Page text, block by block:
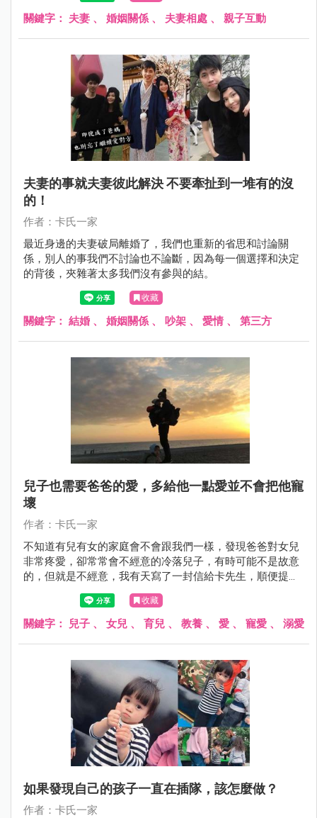
關鍵字： 夫妻 、 婚姻關係 、 夫妻相處 、 親子互動
夫妻的事就夫妻彼此解決 不要牽扯到一堆有的沒
的！
作者：卡氏一家
最近身邊的夫妻破局離婚了，我們也重新的省思和討論關
係，別人的事我們不討論也不論斷，因為每一個選擇和決定
的背後，夾雜著太多我們沒有參與的結。
收藏
關鍵字： 結婚 、 婚姻關係 、 吵架 、 愛情 、 第三方
兒子也需要爸爸的愛，多給他一點愛並不會把他寵
壞
作者：卡氏一家
不知道有兒有女的家庭會不會跟我們一樣，發現爸爸對女兒
非常疼愛，卻常常會不經意的冷落兒子，有時可能不是故意
的，但就是不經意，我有天寫了一封信給卡先生，順便提醒
收藏
關鍵字： 兒子 、 女兒 、 育兒 、 教養 、 愛 、 寵愛 、 溺愛
如果發現自己的孩子一直在插隊，該怎麼做？
作者：卡氏一家